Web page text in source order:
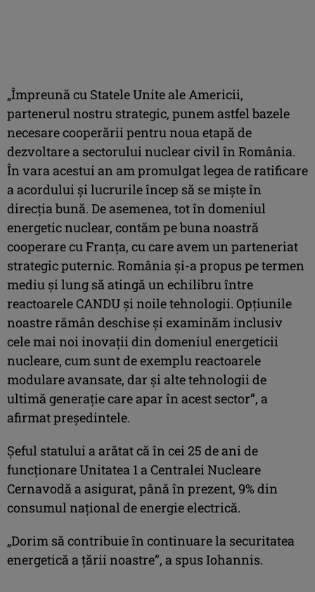
„Împreună cu Statele Unite ale Americii,
partenerul nostru strategic, punem astfel bazele
necesare cooperării pentru noua etapă de
dezvoltare a sectorului nuclear civil în România.
În vara acestui an am promulgat legea de ratificare
a acordului şi lucrurile încep să se mişte în
direcţia bună. De asemenea, tot în domeniul
energetic nuclear, contăm pe buna noastră
cooperare cu Franţa, cu care avem un parteneriat
strategic puternic. România şi-a propus pe termen
mediu şi lung să atingă un echilibru între
reactoarele CANDU şi noile tehnologii. Opţiunile
noastre rămân deschise şi examinăm inclusiv
cele mai noi inovaţii din domeniul energeticii
nucleare, cum sunt de exemplu reactoarele
modulare avansate, dar şi alte tehnologii de
ultimă generaţie care apar în acest sector”, a
afirmat preşedintele.
Şeful statului a arătat că în cei 25 de ani de
funcţionare Unitatea 1 a Centralei Nucleare
Cernavodă a asigurat, până în prezent, 9% din
consumul naţional de energie electrică.
„Dorim să contribuie în continuare la securitatea
energetică a ţării noastre”, a spus Iohannis.